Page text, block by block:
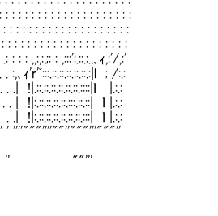
: : : : : : : : : : : : : :
: : : : : : : : : : : : : : :
: : : : : : : : : : : : : : : : : :
: ,:::':.::.:.,､ｨ,:'/,:'
; /:.:
ｌ |.:.:
ｌ |.:.:
ｌ |.:.:
''''"""''''""''"""'''"""''
""'''